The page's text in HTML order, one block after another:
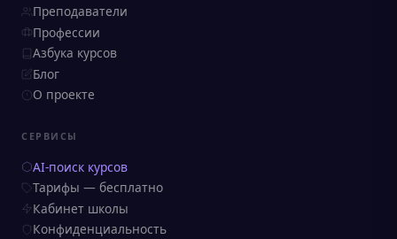
Преподаватели
Профессии
Азбука курсов
Блог
О проекте
СЕРВИСЫ
AI-поиск курсов
Тарифы — бесплатно
Кабинет школы
Конфиденциальность